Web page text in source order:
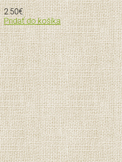
2.50€
Pridať do košíka